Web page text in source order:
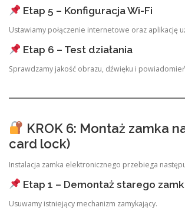
Etap 5 – Konfiguracja Wi-Fi
Ustawiamy połączenie internetowe oraz aplikację
Etap 6 – Test działania
Sprawdzamy jakość obrazu, dźwięku i
KROK 6: Montaż zamka
card lock)
Instalacja zamka elektronicznego przebiega
Etap 1 – Demontaż starego
Usuwamy istniejący mechanizm zamykający.